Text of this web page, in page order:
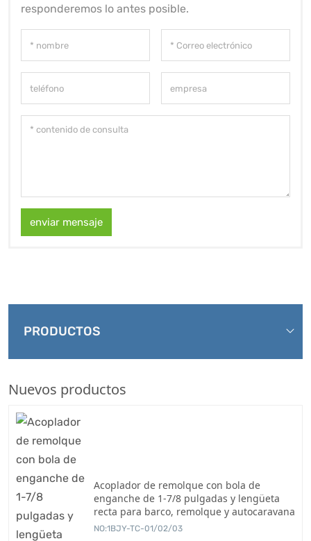
responderemos lo antes posible.
enviar mensaje
PRODUCTOS
Nuevos productos
Acoplador de remolque con bola de
enganche de 1-7/8 pulgadas y lengüeta
recta para barco, remolque y autocaravana
NO:1BJY-TC-01/02/03